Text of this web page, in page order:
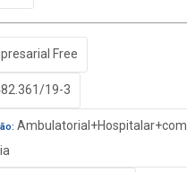
Free
19-3
Ambulatorial+Hospitalar+com